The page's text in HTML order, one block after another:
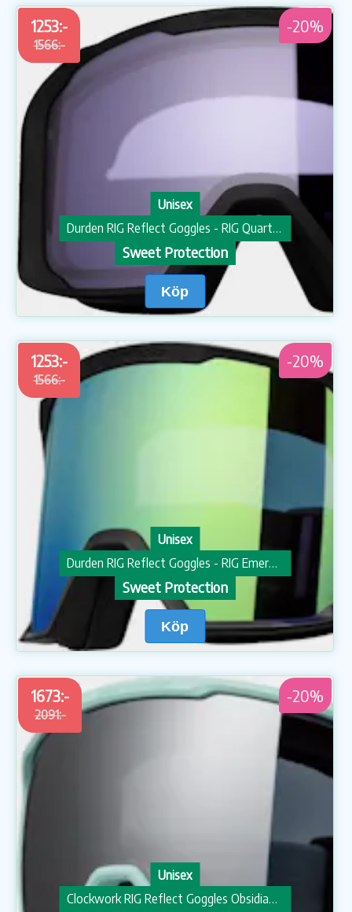
1253:-
1566:-
-20%
Unisex
Durden RIG Reflect Goggles - RIG Quartz/Matte Black/Black
Sweet Protection
Köp
1253:-
1566:-
-20%
Unisex
Durden RIG Reflect Goggles - RIG Emerald/Matte Black/Black Trace
Sweet Protection
Köp
1673:-
2091:-
-20%
Unisex
Clockwork RIG Reflect Goggles Obsidian/Turquoise 23/24